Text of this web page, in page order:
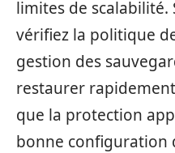
limites de scalabilité.
vérifiez la politique
gestion des
restaurer
que la protection
bonne configuration